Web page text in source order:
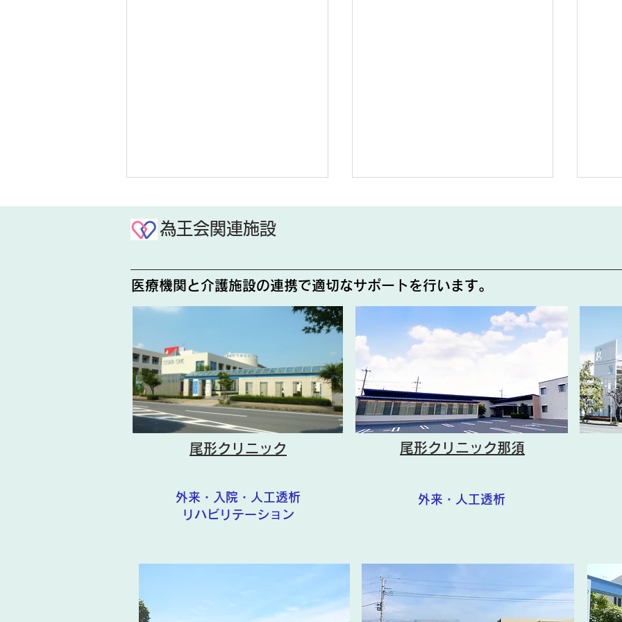
じゃが芋収穫
為王会関連施設
医療機関と介護施設の連携で適切なサポートを行います。
尾形クリニック 尾形クリニック那須
外来・入院・人工透析
リハビリテーション
外来・人工透析